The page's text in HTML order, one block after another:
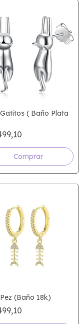
( Baño Plata
Comprar
(Baño 18k)